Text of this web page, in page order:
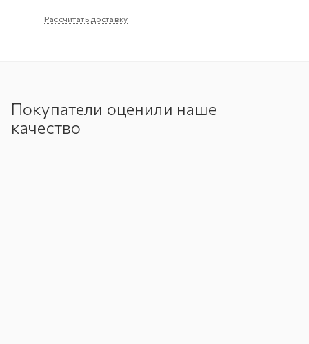
Рассчитать доставку
Покупатели оценили наше
качество